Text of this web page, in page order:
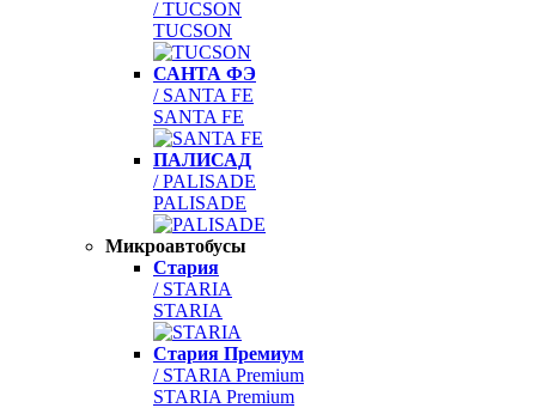
/ TUCSON
TUCSON
САНТА ФЭ
/ SANTA FE
SANTA FE
ПАЛИСАД
/ PALISADE
PALISADE
Микроавтобусы
Стария
/ STARIA
STARIA
Стария Премиум
/ STARIA Premium
STARIA Premium